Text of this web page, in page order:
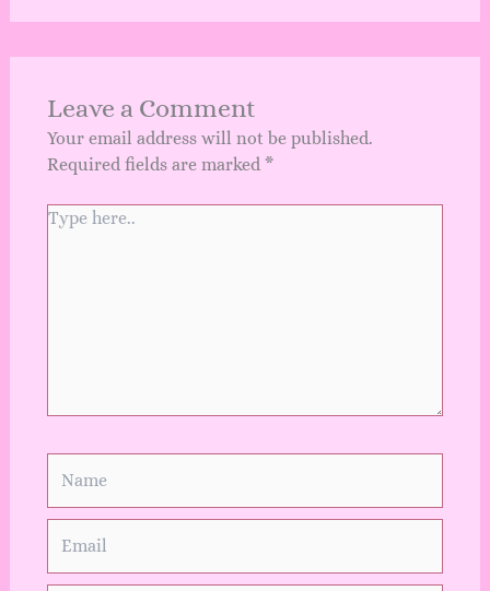
Leave a Comment
Your email address will not be published.
Required fields are marked *
Type